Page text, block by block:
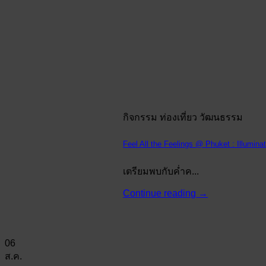
กิจกรรม ท่องเที่ยว วัฒนธรรม
Feel All the Feelings @ Phuket :
เตรียมพบกับค่ำค...
Continue reading →
06
ส.ค.